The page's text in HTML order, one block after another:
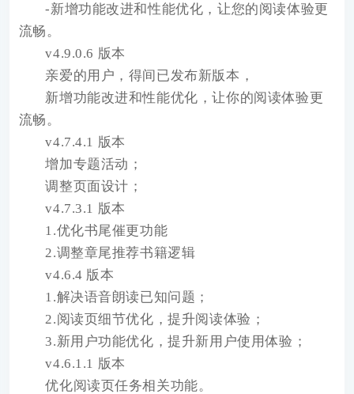
-新增功能改进和性能优化，让您的阅读体验更
流畅。
v4.9.0.6 版本
亲爱的用户，得间已发布新版本，
新增功能改进和性能优化，让你的阅读体验更
流畅。
v4.7.4.1 版本
增加专题活动；
调整页面设计；
v4.7.3.1 版本
1.优化书尾催更功能
2.调整章尾推荐书籍逻辑
v4.6.4 版本
1.解决语音朗读已知问题；
2.阅读页细节优化，提升阅读体验；
3.新用户功能优化，提升新用户使用体验；
v4.6.1.1 版本
优化阅读页任务相关功能。